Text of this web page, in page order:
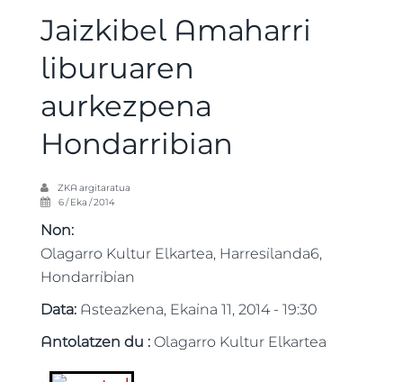
Jaizkibel Amaharri
liburuaren
aurkezpena
Hondarribian
ZKA argitaratua
6 / Eka / 2014
Non:
Olagarro Kultur Elkartea, Harresilanda6,
Hondarribian
Data: Asteazkena, Ekaina 11, 2014 - 19:30
Antolatzen du :Olagarro Kultur Elkartea